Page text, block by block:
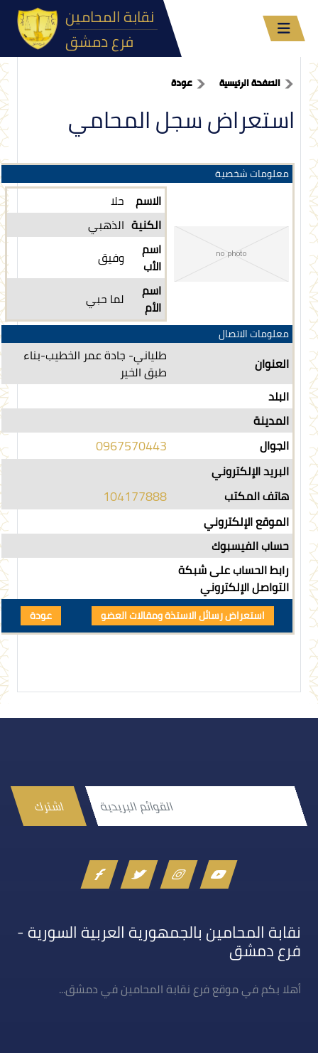
فرع دمشق
الصفحة الرئيسية عودة
استعراض سجل المحامي
معلومات شخصية
الاسم حلا
الكنية الذهبي
اسم
الأب
وفيق
اسم
الأم
لما حبي
معلومات الاتصال
العنوان
طلياني- جادة عمر الخطيب-بناء
طبق الخير
البلد
المدينة
الجوال
0967570443
البريد الإلكتروني
هاتف المكتب
104177888
الموقع الإلكتروني
حساب الفيسبوك
رابط الحساب على شبكة
التواصل الإلكتروني
اشترك
نقابة المحامين بالجمهورية العربية السورية -
فرع دمشق
أهلا بكم في موقع فرع نقابة المحامين في دمشق...